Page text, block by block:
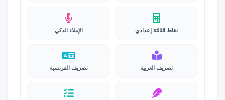
نقاط الثالثة إعدادي الإملاء الذكي
تصريف العربية تصريف الفرنسية